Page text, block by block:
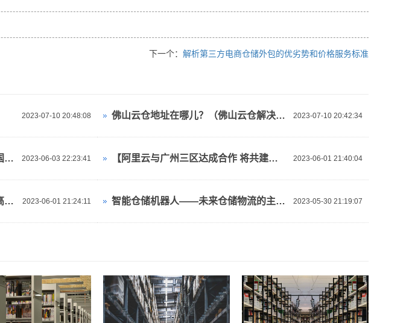
下一个： 解析第三方电商仓储外包的优劣势和价格服务标准
2023-07-10 20:48:08 2023-07-10 20:42:34
佛山云仓地址在哪儿？（佛山云仓解决方案）
2023-06-03 22:23:41
2023重点项目巡礼 | 绥芬河市天府盛国际物流产业园：对俄“云仓平台” 2023-06-01 21:40:04
【阿里云与广州三区达成合作 将共建新型算力基础设施、人工智能等】视频介绍
2023-06-01 21:24:11
仓库管理好不好？优化仓库管理，提高效率与准确性！ 2023-05-30 21:19:07
智能仓储机器人——未来仓储物流的主力军！